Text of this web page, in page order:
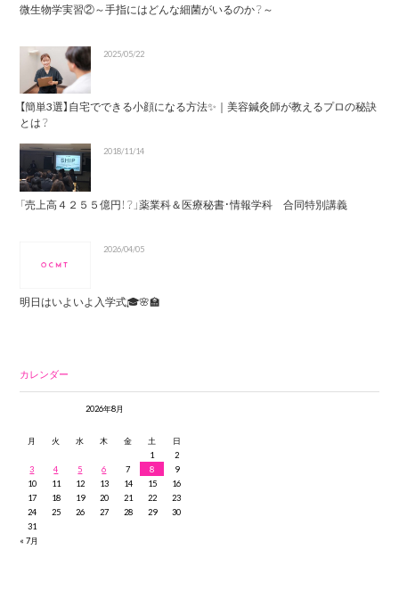
微生物学実習②～手指にはどんな細菌がいるのか？～
2025/05/22
【簡単3選】自宅でできる小顔になる方法✨｜美容鍼灸師が教えるプロの秘訣
とは？
2018/11/14
「売上高４２５５億円！？」薬業科＆医療秘書・情報学科 合同特別講義
2026/04/05
明日はいよいよ入学式🎓🌸🏫
カレンダー
2026年8月
月 火 水 木 金 土
日
1
2
3
4 5 6 7 8
9
10
11 12 13 14 15
16
17
18 19 20 21 22
23
24
25 26 27 28 29
30
31
« 7月